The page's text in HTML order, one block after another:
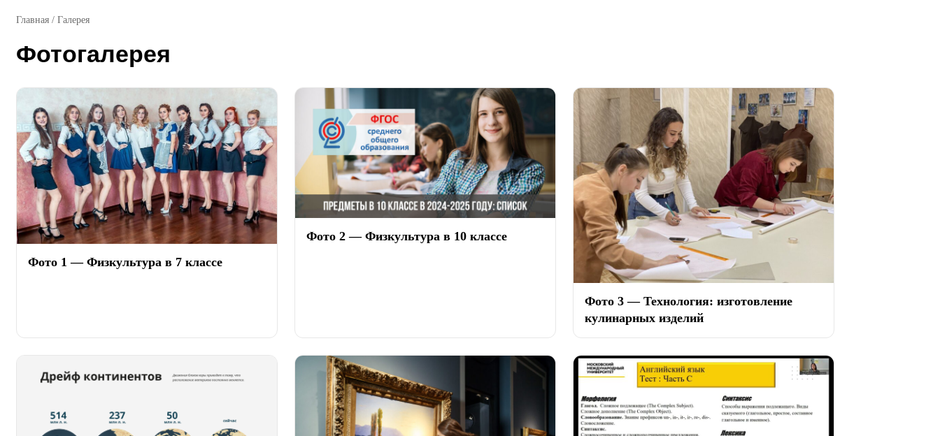
Главная / Галерея
Фотогалерея
Фото 1 — Физкультура в 7 классе
Фото 2 — Физкультура в 10 классе
Фото 3 — Технология: изготовление
кулинарных изделий